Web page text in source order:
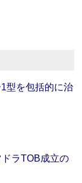
型を包括的に治
ドラTOB成立の